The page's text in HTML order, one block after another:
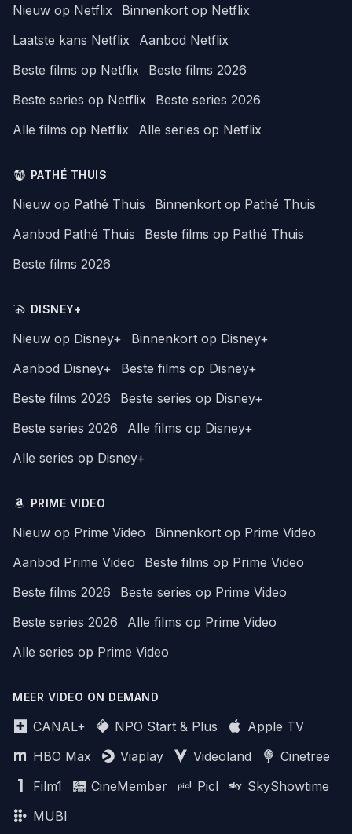
Nieuw op Netflix
Binnenkort op Netflix
Laatste kans Netflix
Aanbod Netflix
Beste films op Netflix
Beste films 2026
Beste series op Netflix
Beste series 2026
Alle films op Netflix
Alle series op Netflix
PATHÉ THUIS
Nieuw op Pathé Thuis
Binnenkort op Pathé Thuis
Aanbod Pathé Thuis
Beste films op Pathé Thuis
Beste films 2026
DISNEY+
Nieuw op Disney+
Binnenkort op Disney+
Aanbod Disney+
Beste films op Disney+
Beste films 2026
Beste series op Disney+
Beste series 2026
Alle films op Disney+
Alle series op Disney+
PRIME VIDEO
Nieuw op Prime Video
Binnenkort op Prime Video
Aanbod Prime Video
Beste films op Prime Video
Beste films 2026
Beste series op Prime Video
Beste series 2026
Alle films op Prime Video
Alle series op Prime Video
MEER VIDEO ON DEMAND
CANAL+ NPO Start & Plus
Apple TV
HBO Max
Viaplay Videoland
Cinetree
Film1
CineMember Picl
SkyShowtime
MUBI